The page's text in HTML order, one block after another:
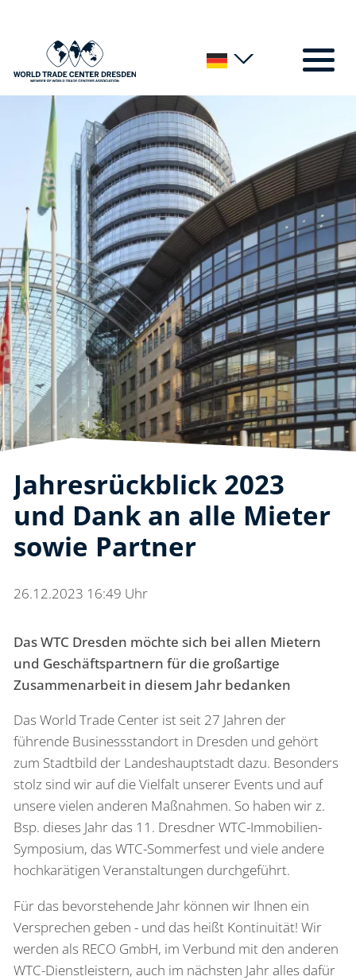
Jahresrückblick 2023
und Dank an alle Mieter
sowie Partner
26.12.2023 16:49 Uhr
Das WTC Dresden möchte sich bei allen Mietern
und Geschäftspartnern für die großartige
Zusammenarbeit in diesem Jahr bedanken
Das World Trade Center ist seit 27 Jahren der
führende Businessstandort in Dresden und gehört
zum Stadtbild der Landeshauptstadt dazu. Besonders
stolz sind wir auf die Vielfalt unserer Events und auf
unsere vielen anderen Maßnahmen. So haben wir z.
Bsp. dieses Jahr das 11. Dresdner WTC-Immobilien-
Symposium, das WTC-Sommerfest und viele andere
hochkarätigen Veranstaltungen durchgeführt.
Für das bevorstehende Jahr können wir Ihnen ein
Versprechen geben - und das heißt Kontinuität! Wir
werden als RECO GmbH, im Verbund mit den anderen
WTC-Dienstleistern, auch im nächsten Jahr alles dafür